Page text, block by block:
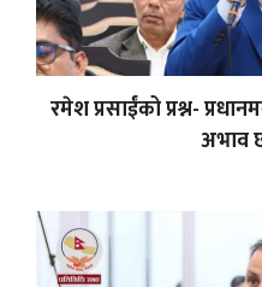
रमेश प्रसाईंको प्रश्न-
अभाव